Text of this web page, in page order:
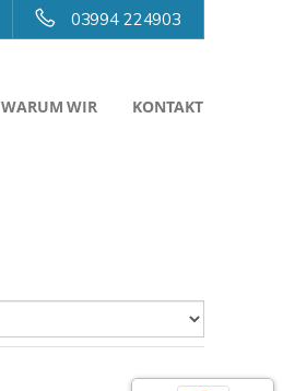
03994 224903
WARUM WIR KONTAKT